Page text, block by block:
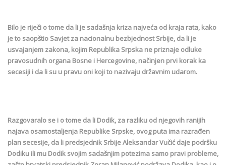
Bilo je riječi o tome da li je sadašnja kriza najveća od kraja rata, kako
je to saopštio Savjet za nacionalnu bezbjednost Srbije, da li je
usvajanjem zakona, kojim Republika Srpska ne priznaje odluke
pravosudnih organa Bosne i Hercegovine, načinjen prvi korak ka
secesiji i da li su u pravu oni koji to nazivaju državnim udarom.
Razgovaralo se i o tome da li Dodik, za razliku od njegovih ranijih
najava osamostaljenja Republike Srpske, ovog puta ima razrađen
plan secesije, da li predsjednik Srbije Aleksandar Vučić daje podršku
Dodiku ili mu Dodik svojim sadašnjim potezima samo pravi probleme,